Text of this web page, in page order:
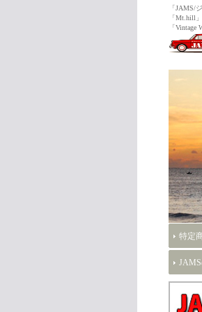
「
「Mt.hill
「Vintage
特定